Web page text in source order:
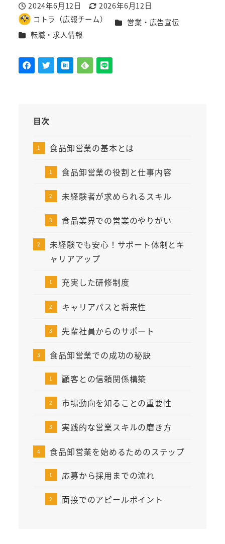
投稿日
2024年6月12日
更新日
2026年6月12日
著
者
コトラ（広報チーム） カテゴリー
営業・広告宣伝
カテゴリー
転職・求人情報
目次
食品卸営業の基本とは
食品卸営業の役割と仕事内容
未経験者が求められるスキル
食品業界での営業のやりがい
未経験でも安心！サポート体制とキ
ャリアアップ
充実した研修制度
キャリアパスと将来性
先輩社員からのサポート
食品卸営業での成功の秘訣
顧客との信頼関係構築
市場動向を知ることの重要性
実践的な営業スキルの磨き方
食品卸営業を始めるためのステップ
応募から採用までの流れ
面接でのアピールポイント